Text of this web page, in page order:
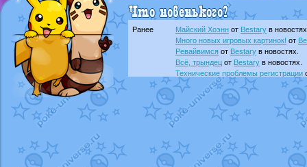
Ранее Майский Хоэнн от Bestary в
Много новых игровых картинок! от
Ревайвимся от Bestary в новостях.
Всё, трындец от Bestary в новостях.
Технические проблемы регистрации
доброе утро славянеот Dakkuв
Йолда и Мимикьюот MavisNyanCat
Недовольный котомангуст
от
The Dark Wishmakerот Randomon в
в
ilovearceus
Raging Boltот GraceDaFox
в
Shadow mismagius от
в